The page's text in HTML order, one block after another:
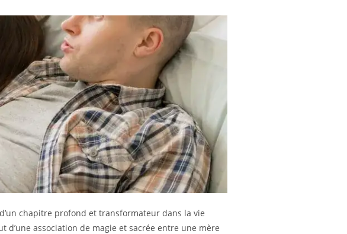
chapitre profond et transformateur dans la vie
d’une association de magie et sacrée entre une mère